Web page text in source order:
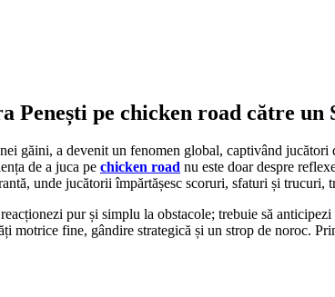
Penești pe chicken road către
găini, a devenit un fenomen global, captivând
de a juca pe chicken road nu este doar despre
unde jucătorii împărtășesc scoruri, sfaturi și trucuri,
pur și simplu la obstacole; trebuie să
motrice fine, gândire strategică și un strop de noroc.